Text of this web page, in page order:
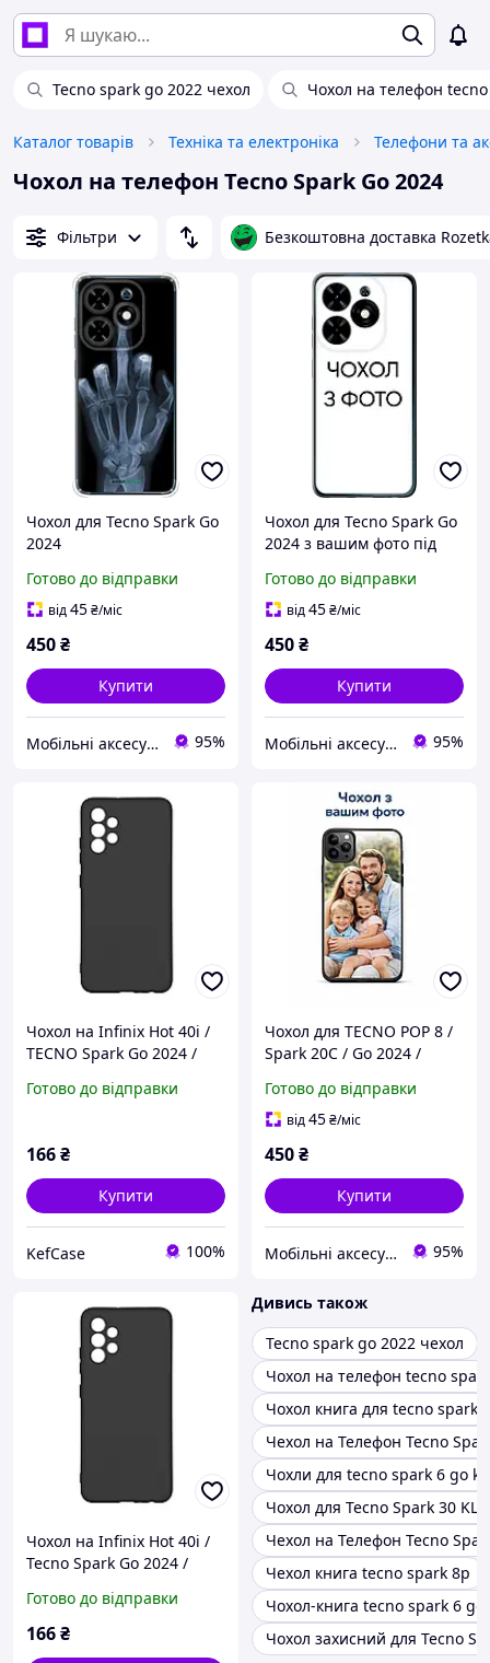
Tecno spark go 2022 чехол Чохол на телефон
Каталог товарів Техніка та електроніка Телефони та
Чохол на телефон Tecno Spark Go 2024
Фільтри Безкоштовна доставка
Чохол для Tecno Spark Go
2024
Готово до відправки
від45₴/міс
450₴
Купити
Мобільні аксесуари 95%
Чохол для Tecno Spark Go
2024 з вашим фото під
Готово до відправки
від45₴/міс
450₴
Купити
Мобільні аксесуари 95%
Чохол на Infinix Hot 40i /
TECNO Spark Go 2024 /
силіконовий із захистом
Готово до відправки
166₴
Купити
KefCase 100%
Чохол для TECNO POP 8 /
Spark 20C / Go 2024 /
вашим фото під
замовлення
Готово до відправки
від45₴/міс
450₴
Купити
Мобільні аксесуари 95%
Чохол на Infinix Hot 40i /
Tecno Spark Go 2024 /
синій матовий
силіконовий із захистом
Готово до відправки
166₴
Дивись також
Tecno spark go 2022 чехол
Чохол на телефон tecno
Чохол книга для tecno spark
Чехол на Телефон Tecno
Чохли для tecno spark 6 go
Чохол для Tecno Spark 30 KL6
Чехол на Телефон Tecno
Чехол книга tecno spark 8p
Чохол-книга tecno spark 6 go
Чохол захисний для Tecno